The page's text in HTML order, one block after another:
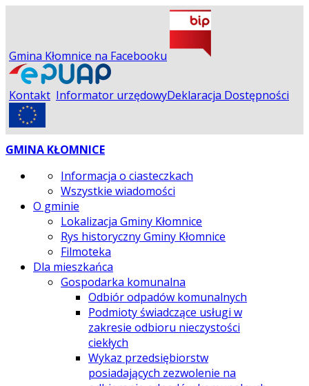
Gmina Kłomnice na Facebooku
Kontakt Informator urzędowyDeklaracja Dostępności
GMINA KŁOMNICE
Informacja o ciasteczkach
Wszystkie wiadomości
O gminie
Lokalizacja Gminy Kłomnice
Rys historyczny Gminy Kłomnice
Filmoteka
Dla mieszkańca
Gospodarka komunalna
Odbiór odpadów komunalnych
Podmioty świadczące usługi w
zakresie odbioru nieczystości
ciekłych
Wykaz przedsiębiorstw
posiadających zezwolenie na